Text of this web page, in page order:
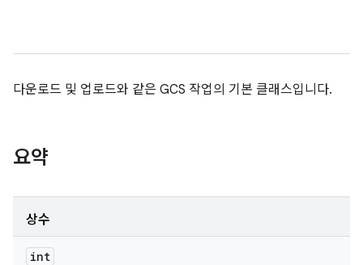
다운로드 및 업로드와 같은 GCS 작업의 기본 클래스입니다.
요약
상수
int